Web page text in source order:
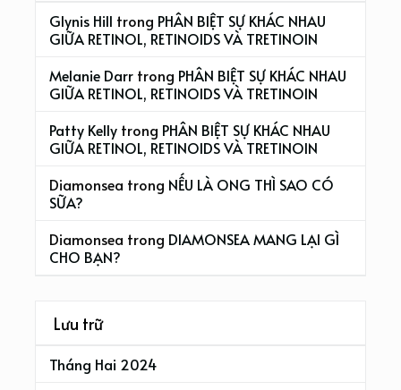
Glynis Hill trong PHÂN BIỆT SỰ KHÁC NHAU
GIỮA RETINOL, RETINOIDS VÀ TRETINOIN
Melanie Darrtrong PHÂN BIỆT SỰ KHÁC NHAU
GIỮA RETINOL, RETINOIDS VÀ TRETINOIN
Patty Kellytrong PHÂN BIỆT SỰ KHÁC NHAU
GIỮA RETINOL, RETINOIDS VÀ TRETINOIN
Diamonsea trong NẾU LÀ ONG THÌ SAO CÓ
SỮA?
Diamonsea trong DIAMONSEA MANG LẠI GÌ
CHO BẠN?
Lưu trữ
Tháng Hai 2024